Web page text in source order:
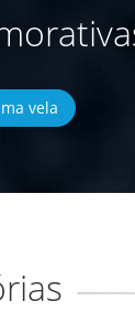
vela